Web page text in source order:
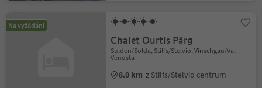
Na vyžádání
Chalet Ourtls Pärg
Sulden/Solda, Stilfs/Stelvio, Vinschgau/Val
Venosta
8.0 km z Stilfs/Stelvio centrum